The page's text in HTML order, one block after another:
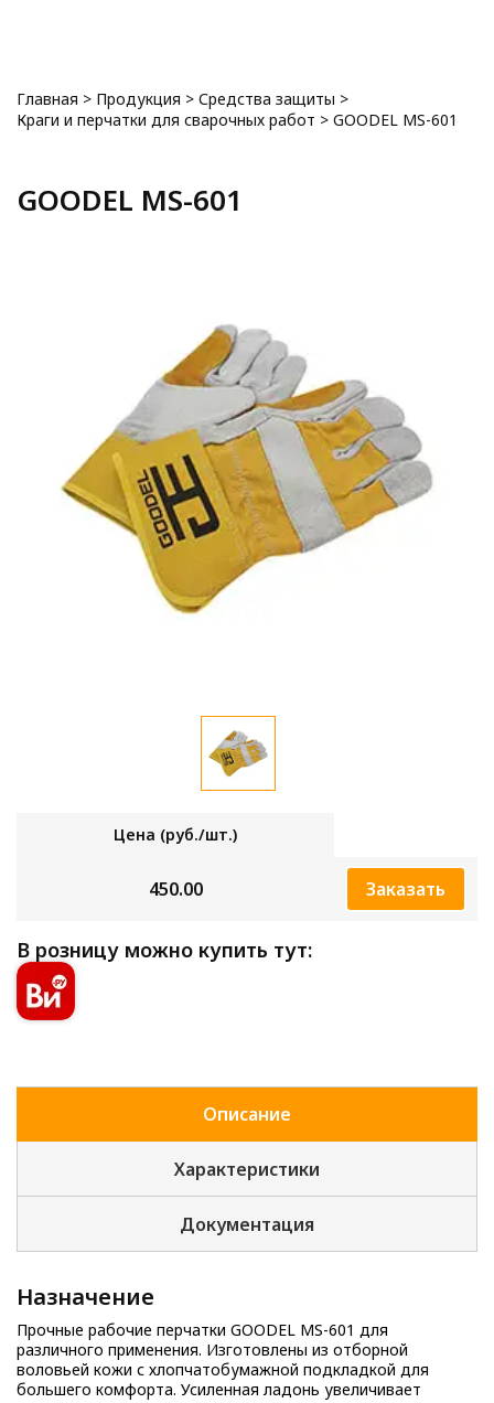
Главная > Продукция > Средства защиты >
Краги и перчатки для сварочных работ > GOODEL MS-601
GOODEL MS-601
Цена (руб./шт.)
450.00 Заказать
В розницу можно купить тут:
Описание
Характеристики
Документация
Назначение
Прочные рабочие перчатки GOODEL MS-601 для
различного применения. Изготовлены из отборной
воловьей кожи с хлопчатобумажной подкладкой для
большего комфорта. Усиленная ладонь увеличивает